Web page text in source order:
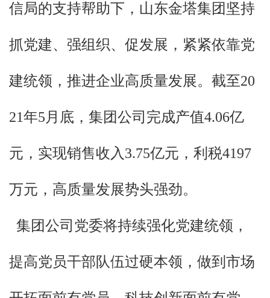
信局的支持帮助下，山东金塔集团坚持
抓党建、强组织、促发展，紧紧依靠党
建统领，推进企业高质量发展。 截至20
21年5月底，集团公司完成产值4.06亿
元，实现销售收入3.75亿元，利税4197
万元，高质量发展势头强劲。
集团公司党委将持续强化党建统领，
提高党员干部队伍过硬本领，做到市场